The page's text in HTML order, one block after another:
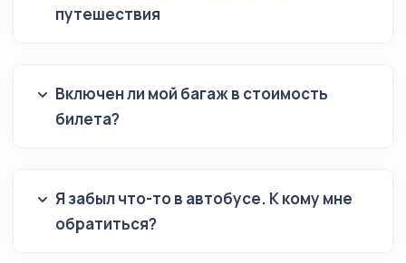
путешествия
Включен ли мой багаж в стоимость
билета?
Я забыл что-то в автобусе. К кому мне
обратиться?